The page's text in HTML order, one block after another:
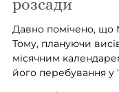
розсади
Давно помічено, що
Тому, плануючи
місячним
його перебування у